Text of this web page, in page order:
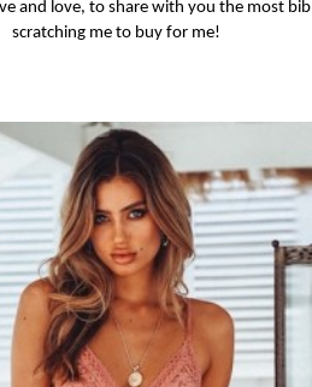
and love, to share with you the most
scratching me to buy for me!